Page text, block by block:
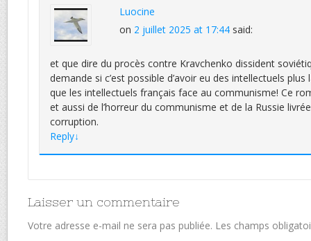
Luocine
on 2 juillet 2025 at 17:44 said:
et que dire du procès contre Kravchenko dissident
demande si c’est possible d’avoir eu des intellectuels
que les intellectuels français face au communisme! Ce
et aussi de l’horreur du communisme et de la Russie
corruption.
Reply↓
Laisser un commentaire
Votre adresse e-mail ne sera pas publiée. Les champs